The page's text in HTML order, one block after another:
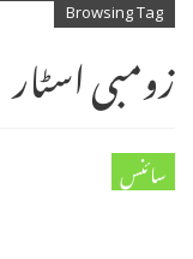
Browsing Tag
زومبی اسٹار
سائنس